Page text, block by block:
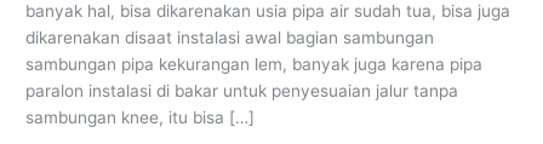
banyak hal, bisa dikarenakan usia pipa air sudah tua, bisa juga
dikarenakan disaat instalasi awal bagian sambungan
sambungan pipa kekurangan lem, banyak juga karena pipa
paralon instalasi di bakar untuk penyesuaian jalur tanpa
sambungan knee, itu bisa […]